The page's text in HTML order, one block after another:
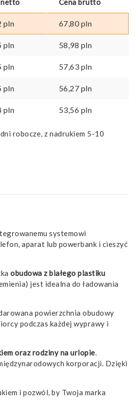
pln 67,80pln
pln 58,98 pln
pln 57,63 pln
pln 56,27 pln
pln 53,56 pln
robocze, z nadrukiem 5-10
systemowi
aparat lub powerbank i cieszyć
obudowa z białego plastiku
jest idealna do ładowania
powierzchnia obudowy
podczas każdej wyprawy i
oraz rodziny na urlopie.
korporacji. Dzięki
i pozwól, by Twoja marka